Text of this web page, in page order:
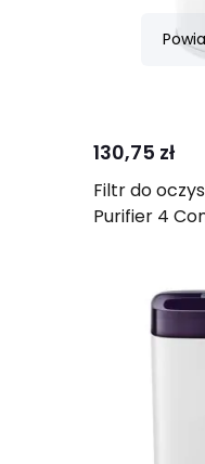
130,75 zł
Filtr do
Purifier 4